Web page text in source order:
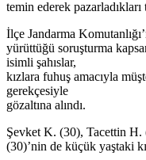
temin ederek
İlçe Jandarma
yürüttüğü soruşturma
isimli şahıslar,
kızlara fuhuş amacıyla
gerekçesiyle
gözaltına alındı.
Şevket K. (30), Tacettin
(30)’nin de küçük yaştaki